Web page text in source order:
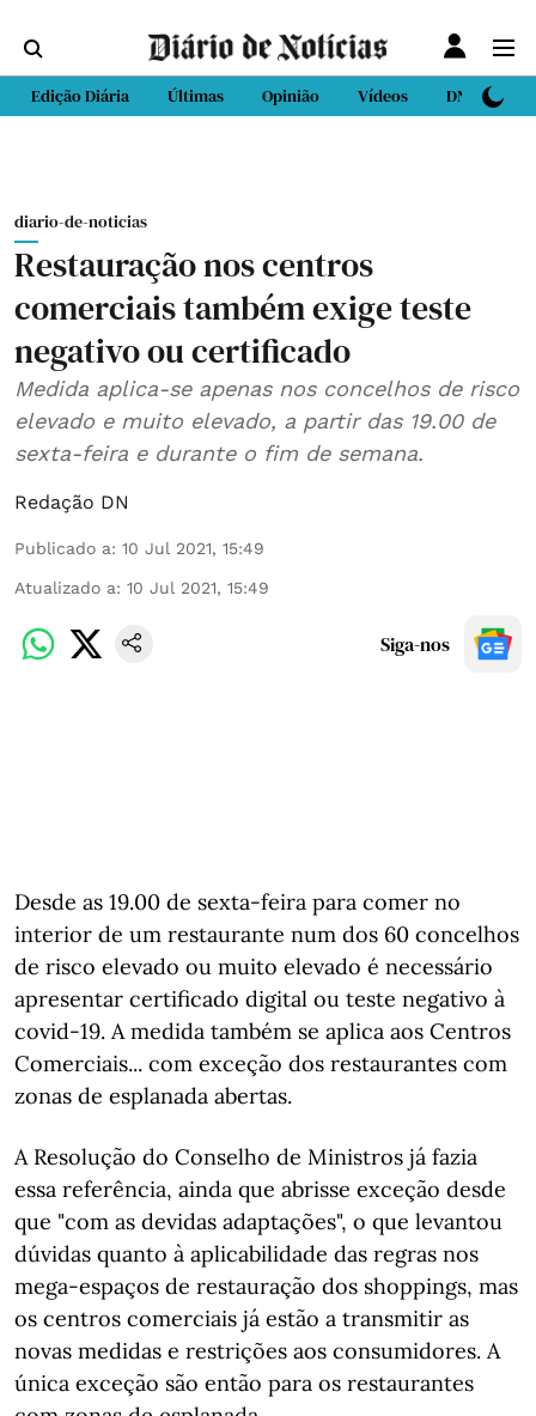
Edição Diária Últimas Opinião Vídeos DN Sport
diario-de-noticias
Restauração nos centros
comerciais também exige teste
negativo ou certificado
Medida aplica-se apenas nos concelhos de risco
elevado e muito elevado, a partir das 19.00 de
sexta-feira e durante o fim de semana.
Redação DN
Publicado a: 10 Jul 2021, 15:49
Atualizado a: 10 Jul 2021, 15:49
Siga-nos
Desde as 19.00 de sexta-feira para comer no
interior de um restaurante num dos 60 concelhos
de risco elevado ou muito elevado é necessário
apresentar certificado digital ou teste negativo à
covid-19. A medida também se aplica aos Centros
Comerciais... com exceção dos restaurantes com
zonas de esplanada abertas.
A Resolução do Conselho de Ministros já fazia
essa referência, ainda que abrisse exceção desde
que "com as devidas adaptações", o que levantou
dúvidas quanto à aplicabilidade das regras nos
mega-espaços de restauração dos shoppings, mas
os centros comerciais já estão a transmitir as
novas medidas e restrições aos consumidores. A
única exceção são então para os restaurantes